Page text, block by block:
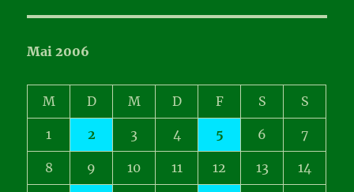
Mai 2006
M D M D F S S
1 2 3 4 5 6 7
8 9 10 11 12 13 14